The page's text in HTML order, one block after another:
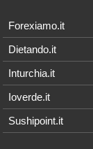
Forexiamo.it
Dietando.it
Inturchia.it
Ioverde.it
Sushipoint.it